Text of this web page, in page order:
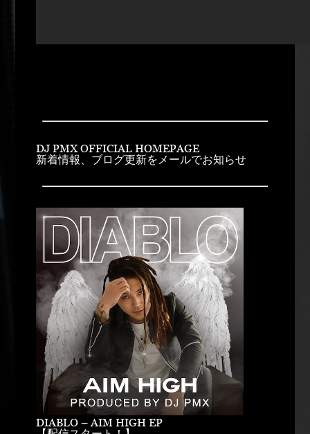
DJ PMX OFFICIAL HOMEPAGE
新着情報、ブログ更新をメールでお知らせ
DIABLO – AIM HIGH EP